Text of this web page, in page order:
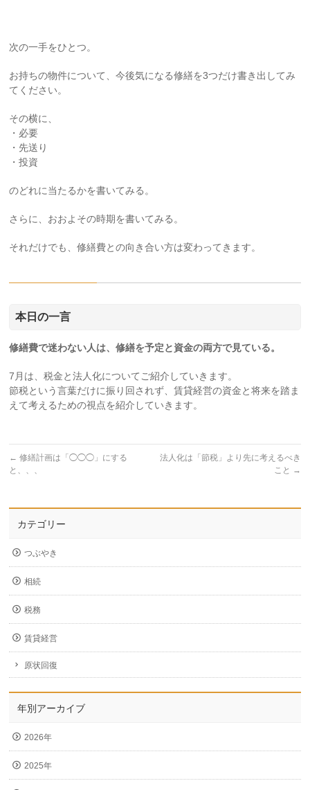
次の一手をひとつ。
お持ちの物件について、今後気になる修繕を3つだけ書き出してみ
てください。
その横に、
・必要
・先送り
・投資
のどれに当たるかを書いてみる。
さらに、おおよその時期を書いてみる。
それだけでも、修繕費との向き合い方は変わってきます。
本日の一言
修繕費で迷わない人は、修繕を予定と資金の両方で見ている。
7月は、税金と法人化についてご紹介していきます。
節税という言葉だけに振り回されず、賃貸経営の資金と将来を踏ま
えて考えるための視点を紹介していきます。
← 修繕計画は「◯◯◯」にする
と、、、
法人化は「節税」より先に考えるべき
こと →
カテゴリー
つぶやき
相続
税務
賃貸経営
原状回復
年別アーカイブ
2026年
2025年